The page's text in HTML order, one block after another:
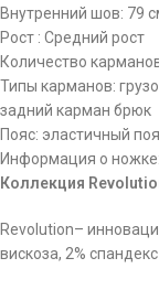
Внутренний шов: 79
Рост : Средний рост
Количество
Типы карманов:
задний карман брюк
Пояс: эластичный
Информация о
Коллекция
Revolution–
вискоза, 2% спандекс